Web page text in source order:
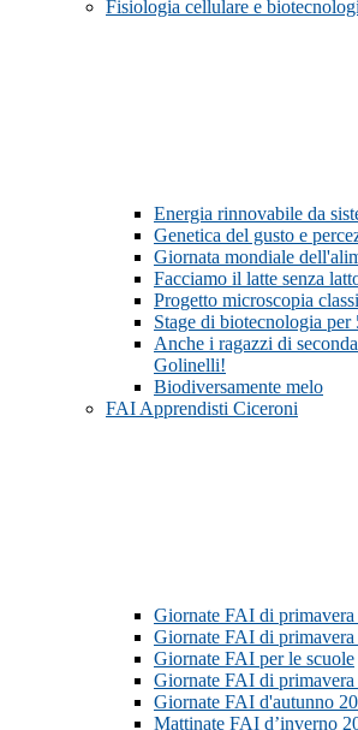
Fisiologia cellulare e
Energia rinnovabile da
Genetica del gusto e
Giornata mondiale
Facciamo il latte senza
Progetto microscopia
Stage di biotecnologia per
Anche i ragazzi di
Golinelli!
Biodiversamente melo
FAI Apprendisti Ciceroni
Giornate FAI di primavera
Giornate FAI di primavera
Giornate FAI per le scuole
Giornate FAI di primavera
Giornate FAI d'autunno
Mattinate FAI d’inverno